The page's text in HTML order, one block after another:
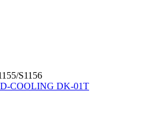
S1156